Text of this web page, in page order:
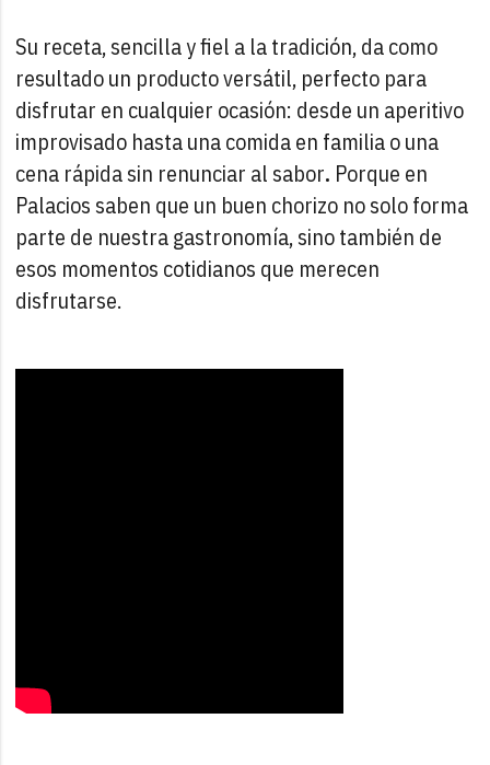
Su receta, sencilla y fiel a la tradición, da como
resultado un producto versátil, perfecto para
disfrutar en cualquier ocasión: desde un aperitivo
improvisado hasta una comida en familia o una
cena rápida sin renunciar al sabor. Porque en
Palacios saben que un buen chorizo no solo forma
parte de nuestra gastronomía, sino también de
esos momentos cotidianos que merecen
disfrutarse.